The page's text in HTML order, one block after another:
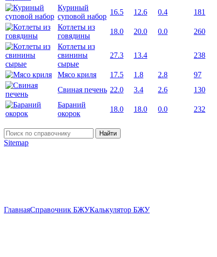
Куриный
суповой набор
16.5 12.6 0.4
181
Котлеты из
говядины
18.0 20.0 0.0
260
Котлеты из
свинины
сырые
27.3 13.4 238
Мясо криля 17.5 1.8 2.8
97
Свиная печень 22.0 3.4 2.6
130
Бараний
окорок
18.0 18.0 0.0 232
Найти
Sitemap
ГлавнаяСправочник БЖУКалькулятор БЖУ